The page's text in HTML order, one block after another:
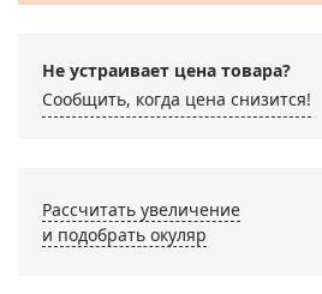
Не устраивает цена товара?
Сообщить, когда цена снизится!
Рассчитать увеличение
и подобрать окуляр